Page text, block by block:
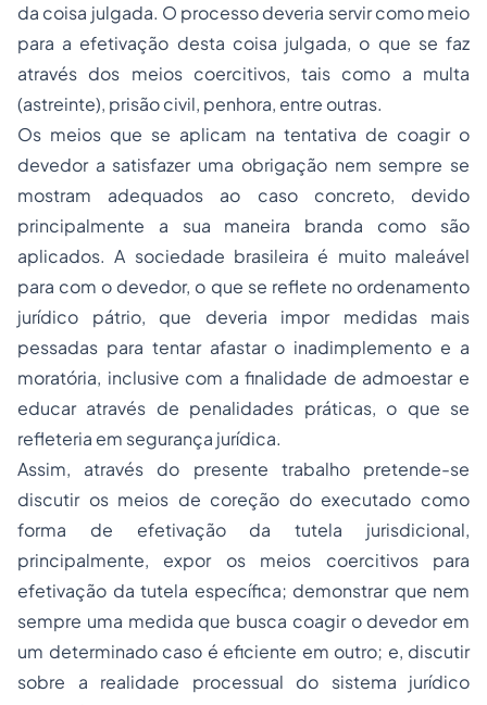
da coisa julgada. O processo deveria servir como meio
para a efetivação desta coisa julgada, o que se faz
através dos meios coercitivos, tais como a multa
(astreinte), prisãocivil, penhora, entre outras.
Os meios que se aplicam na tentativa de coagir o
devedor a satisfazer uma obrigação nem sempre se
mostram adequados ao caso concreto, devido
principalmente a sua maneira branda como são
aplicados. A sociedade brasileira é muito maleável
para com o devedor, o que se reflete no ordenamento
jurídico pátrio, que deveria impor medidas mais
pessadas para tentar afastar o inadimplemento e a
moratória, inclusive com a finalidade de admoestar e
educar através de penalidades práticas, o que se
refleteria em segurança jurídica.
Assim, através do presente trabalho pretende-se
discutir os meios de coreção do executado como
forma de efetivação da tutela jurisdicional,
principalmente, expor os meios coercitivos para
efetivação da tutela específica; demonstrar que nem
sempre uma medida que busca coagir o devedor em
um determinado caso é eficiente em outro; e, discutir
sobre a realidade processual do sistema jurídico